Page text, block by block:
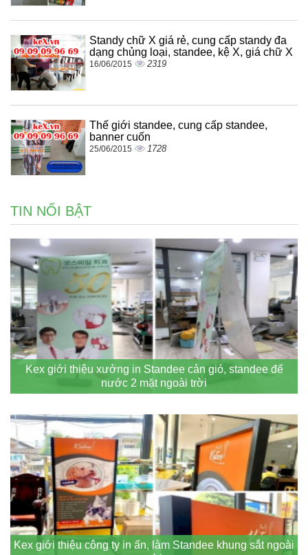
Standy chữ X giá rẻ, cung cấp standy đa
dạng chủng loại, standee, kệ X, giá chữ X
16/06/2015 2319
Thế giới standee, cung cấp standee,
banner cuốn
25/06/2015 1728
TIN NỔI BẬT
Kex giới thiệu xưởng in Standee cản gió, standee đế
nước 2 mặt ngoài trời
Kex giới thiệu công ty in ấn, làm Standee khung sắt ngoài